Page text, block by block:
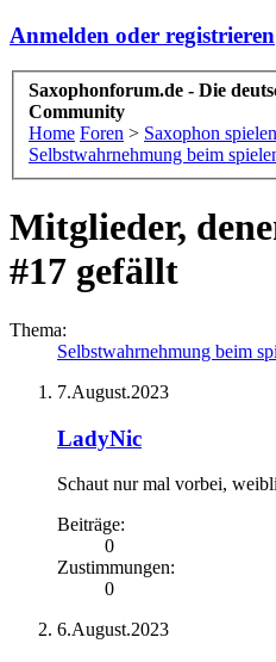
Anmelden oder registrieren
Saxophonforum.de - Die
Community
Home Foren > Saxophon spielen
Selbstwahrnehmung beim
Mitglieder,
#17 gefällt
Thema:
Selbstwahrnehmung beim
7.August.2023
LadyNic
Schaut nur mal vorbei,
Beiträge:
0
Zustimmungen:
0
6.August.2023